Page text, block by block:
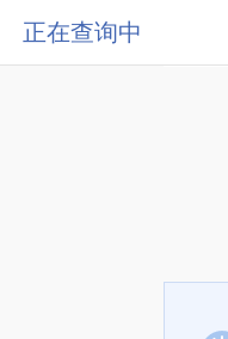
正在查询中